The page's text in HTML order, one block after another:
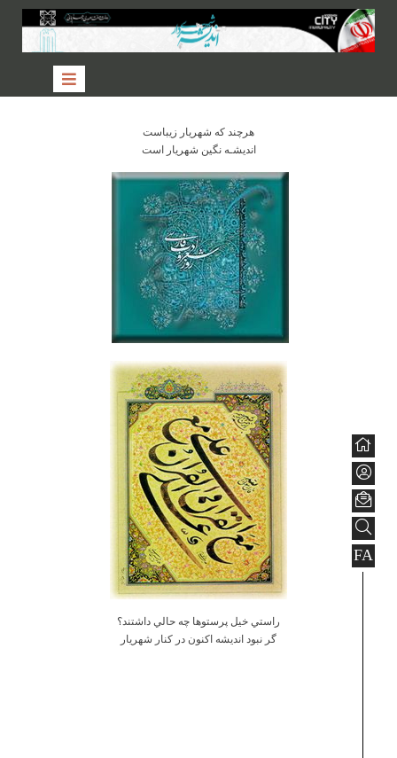
FA
هرچند كه شهريار زيباست
انديشـه نگين شهريار است
راستي خيل پرستوها چه حالي داشتند؟
گر نبود انديشه اكنون در كنار شهريار